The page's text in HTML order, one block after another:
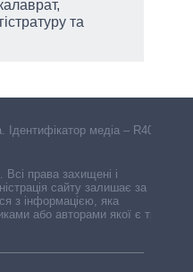
та
медіа – R40-
. Всі права захищені і
сайту залишає за
з інформацією, яка
або авторами якої є треті